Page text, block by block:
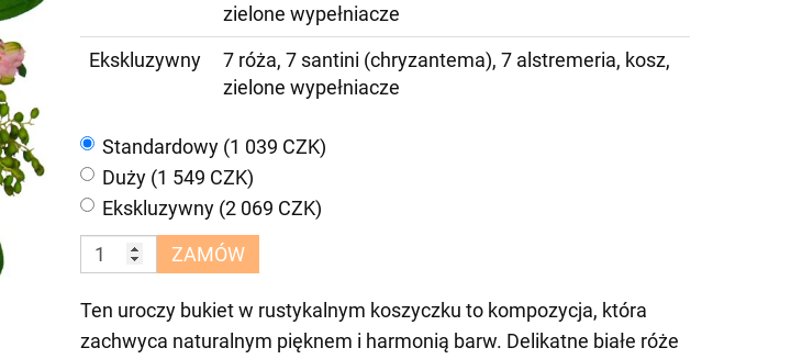
zielone wypełniacze
Ekskluzywny
7 róża, 7 santini (chryzantema), 7 alstremeria, kosz,
zielone wypełniacze
Standardowy (1 039 CZK)
Duży (1 549 CZK)
Ekskluzywny (2 069 CZK)
ZAMÓW
Ten uroczy bukiet w rustykalnym koszyczku to kompozycja, która
zachwyca naturalnym pięknem i harmonią barw. Delikatne białe róże